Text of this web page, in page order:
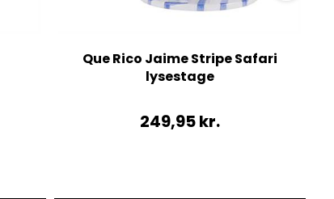
Que Rico Jaime Stripe Safari
lysestage
249,95kr.